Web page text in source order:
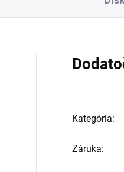
Kategória:
Záruka: